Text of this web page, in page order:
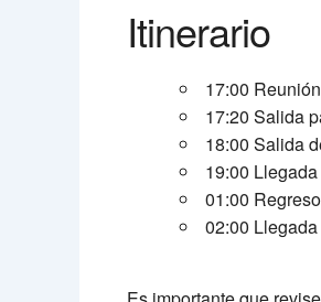
Itinerario
17:00
17:20 Salida
18:00 Salida
19:00
01:00
02:00